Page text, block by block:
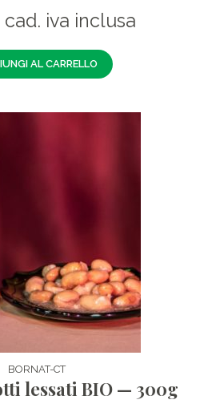
cad. iva inclusa
AL CARRELLO
BORNAT-CT
lessati BIO — 300g